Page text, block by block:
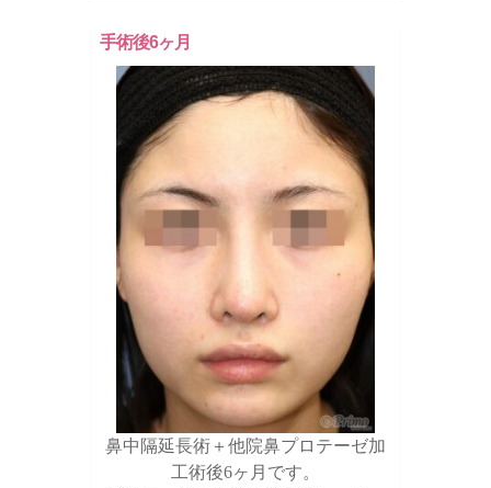
手術後6ヶ月
鼻中隔延長術＋他院鼻プロテーゼ加
工術後6ヶ月です。